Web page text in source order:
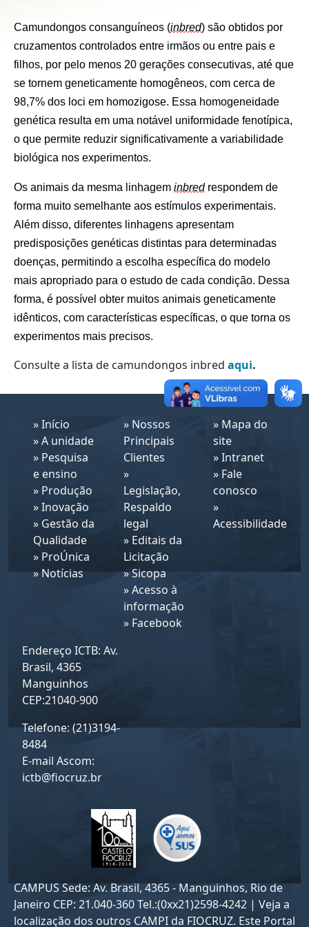
Camundongos consanguíneos (inbred) são obtidos por
cruzamentos controlados entre irmãos ou entre pais e
filhos, por pelo menos 20 gerações consecutivas, até que
se tornem geneticamente homogêneos, com cerca de
98,7% dos loci em homozigose. Essa homogeneidade
genética resulta em uma notável uniformidade fenotípica,
o que permite reduzir significativamente a variabilidade
biológica nos experimentos.
Os animais da mesma linhagem inbred respondem de
forma muito semelhante aos estímulos experimentais.
Além disso, diferentes linhagens apresentam
predisposições genéticas distintas para determinadas
doenças, permitindo a escolha específica do modelo
mais apropriado para o estudo de cada condição. Dessa
forma, é possível obter muitos animais geneticamente
idênticos, com características específicas, o que torna os
experimentos mais precisos.
Consulte a lista de camundongos inbred aqui.
»Início
»A unidade
» Pesquisa
e ensino
» Produção
»Inovação
» Gestão da
Qualidade
» ProÚnica
» Notícias
» Nossos
Principais
Clientes
»
Legislação,
Respaldo
legal
» Editais da
Licitação
»Sicopa
»Acesso à
informação
» Facebook
» Mapa do
site
»Intranet
» Fale
conosco
»
Acessibilidade
Endereço ICTB: Av.
Brasil, 4365
Manguinhos
CEP:21040-900
Telefone: (21)3194-
8484
E-mail Ascom:
ictb@fiocruz.br
CAMPUS Sede: Av. Brasil, 4365 - Manguinhos, Rio de
Janeiro CEP: 21.040-360 Tel.:(0xx21)2598-4242 | Veja a
localização dos outros CAMPI da FIOCRUZ. Este Portal